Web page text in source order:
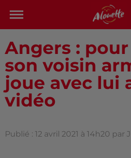
Angers :
son voisin
joue avec lui
vidéo
Publié : 12 avril 2021 à 14h20